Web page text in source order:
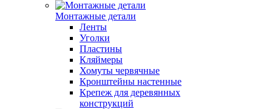
Монтажные детали
Ленты
Уголки
Пластины
Кляймеры
Хомуты червячные
Кронштейны настенные
Крепеж для деревянных
конструкций